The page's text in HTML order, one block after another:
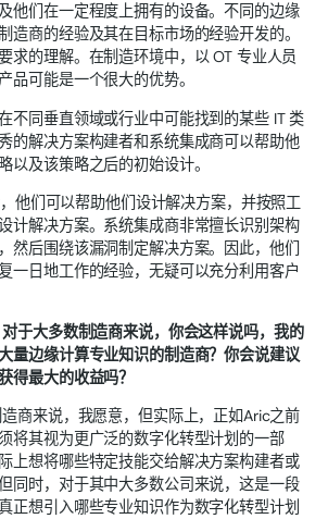
他们在一定程度上拥有的设备。不同的边缘
造商的经验及其在目标市场的经验开发的。
求的理解。在制造环境中，以 OT 专业人员
品可能是一个很大的优势。
不同垂直领域或行业中可能找到的某些 IT 类
的解决方案构建者和系统集成商可以帮助他
以及该策略之后的初始设计。
他们可以帮助他们设计解决方案，并按照工
计解决方案。系统集成商非常擅长识别架构
然后围绕该漏洞制定解决方案。因此，他们
一日地工作的经验，无疑可以充分利用客户
于大多数制造商来说，你会这样说吗，我的
量边缘计算专业知识的制造商？你会说建议
得最大的收益吗？
商来说，我愿意，但实际上，正如Aric之前
将其视为更广泛的数字化转型计划的一部
上想将哪些特定技能交给解决方案构建者或
同时，对于其中大多数公司来说，这是一段
正想引入哪些专业知识作为数字化转型计划